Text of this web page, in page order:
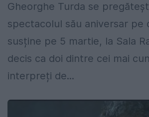
Gheorghe Turda se
spectacolul său aniversar pe
susține pe 5 martie, la Sala
decis ca doi dintre cei mai
interpreți de...